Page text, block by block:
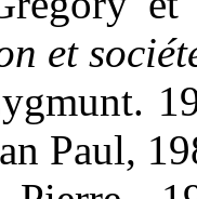
et
Paul,